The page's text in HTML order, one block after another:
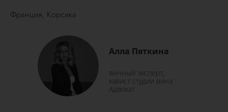
Франция, Корсика
Алла Пяткина
винный эксперт,
кавист студии вина
Адвокат